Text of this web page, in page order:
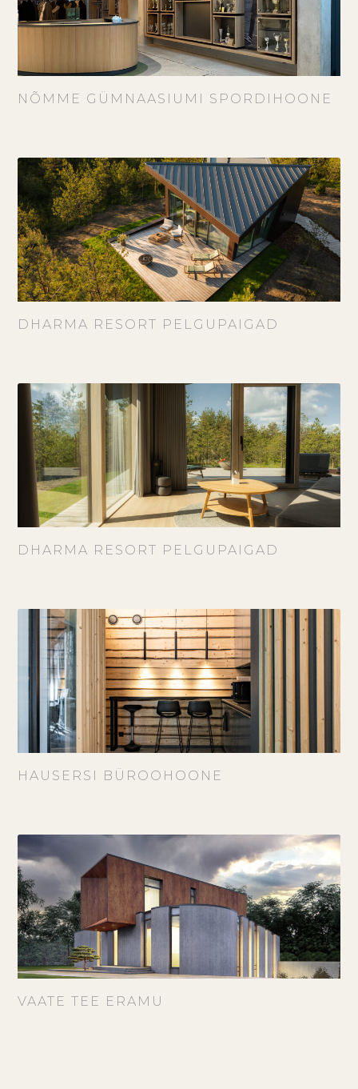
NÕMME GÜMNAASIUMI SPORDIHOONE
DHARMA RESORT PELGUPAIGAD
DHARMA RESORT PELGUPAIGAD
HAUSERSI BÜROOHOONE
VAATE TEE ERAMU